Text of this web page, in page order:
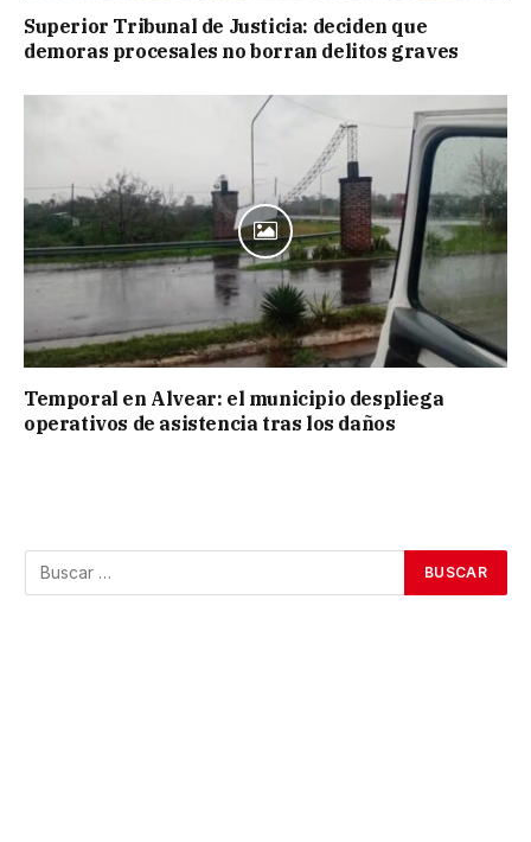
Superior Tribunal de Justicia: deciden que
demoras procesales no borran delitos graves
Temporal en Alvear: el municipio despliega
operativos de asistencia tras los daños